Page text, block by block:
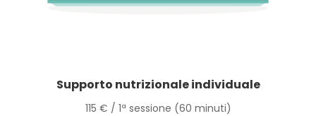
Supporto nutrizionale individuale
115 € / 1ª sessione (60 minuti)